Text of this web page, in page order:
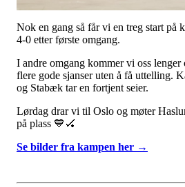
Nok en gang så får vi en treg start på
4-0 etter første omgang.
I andre omgang kommer vi oss lenger
flere gode sjanser uten å få uttelling.
og Stabæk tar en fortjent seier.
Lørdag drar vi til Oslo og møter
på plass 💙🏑
Se bilder fra kampen her →